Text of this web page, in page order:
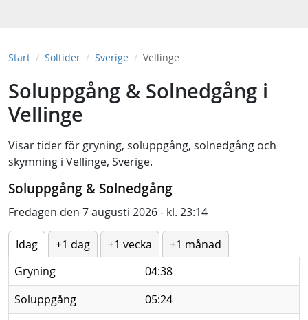
Start Soltider Sverige Vellinge
Soluppgång & Solnedgång i
Vellinge
Visar tider för gryning, soluppgång, solnedgång och
skymning i Vellinge, Sverige.
Soluppgång & Solnedgång
Fredagen den 7 augusti 2026 - kl. 23:14
Idag +1 dag +1 vecka
+1 månad
Gryning
04:38
Soluppgång
05:24